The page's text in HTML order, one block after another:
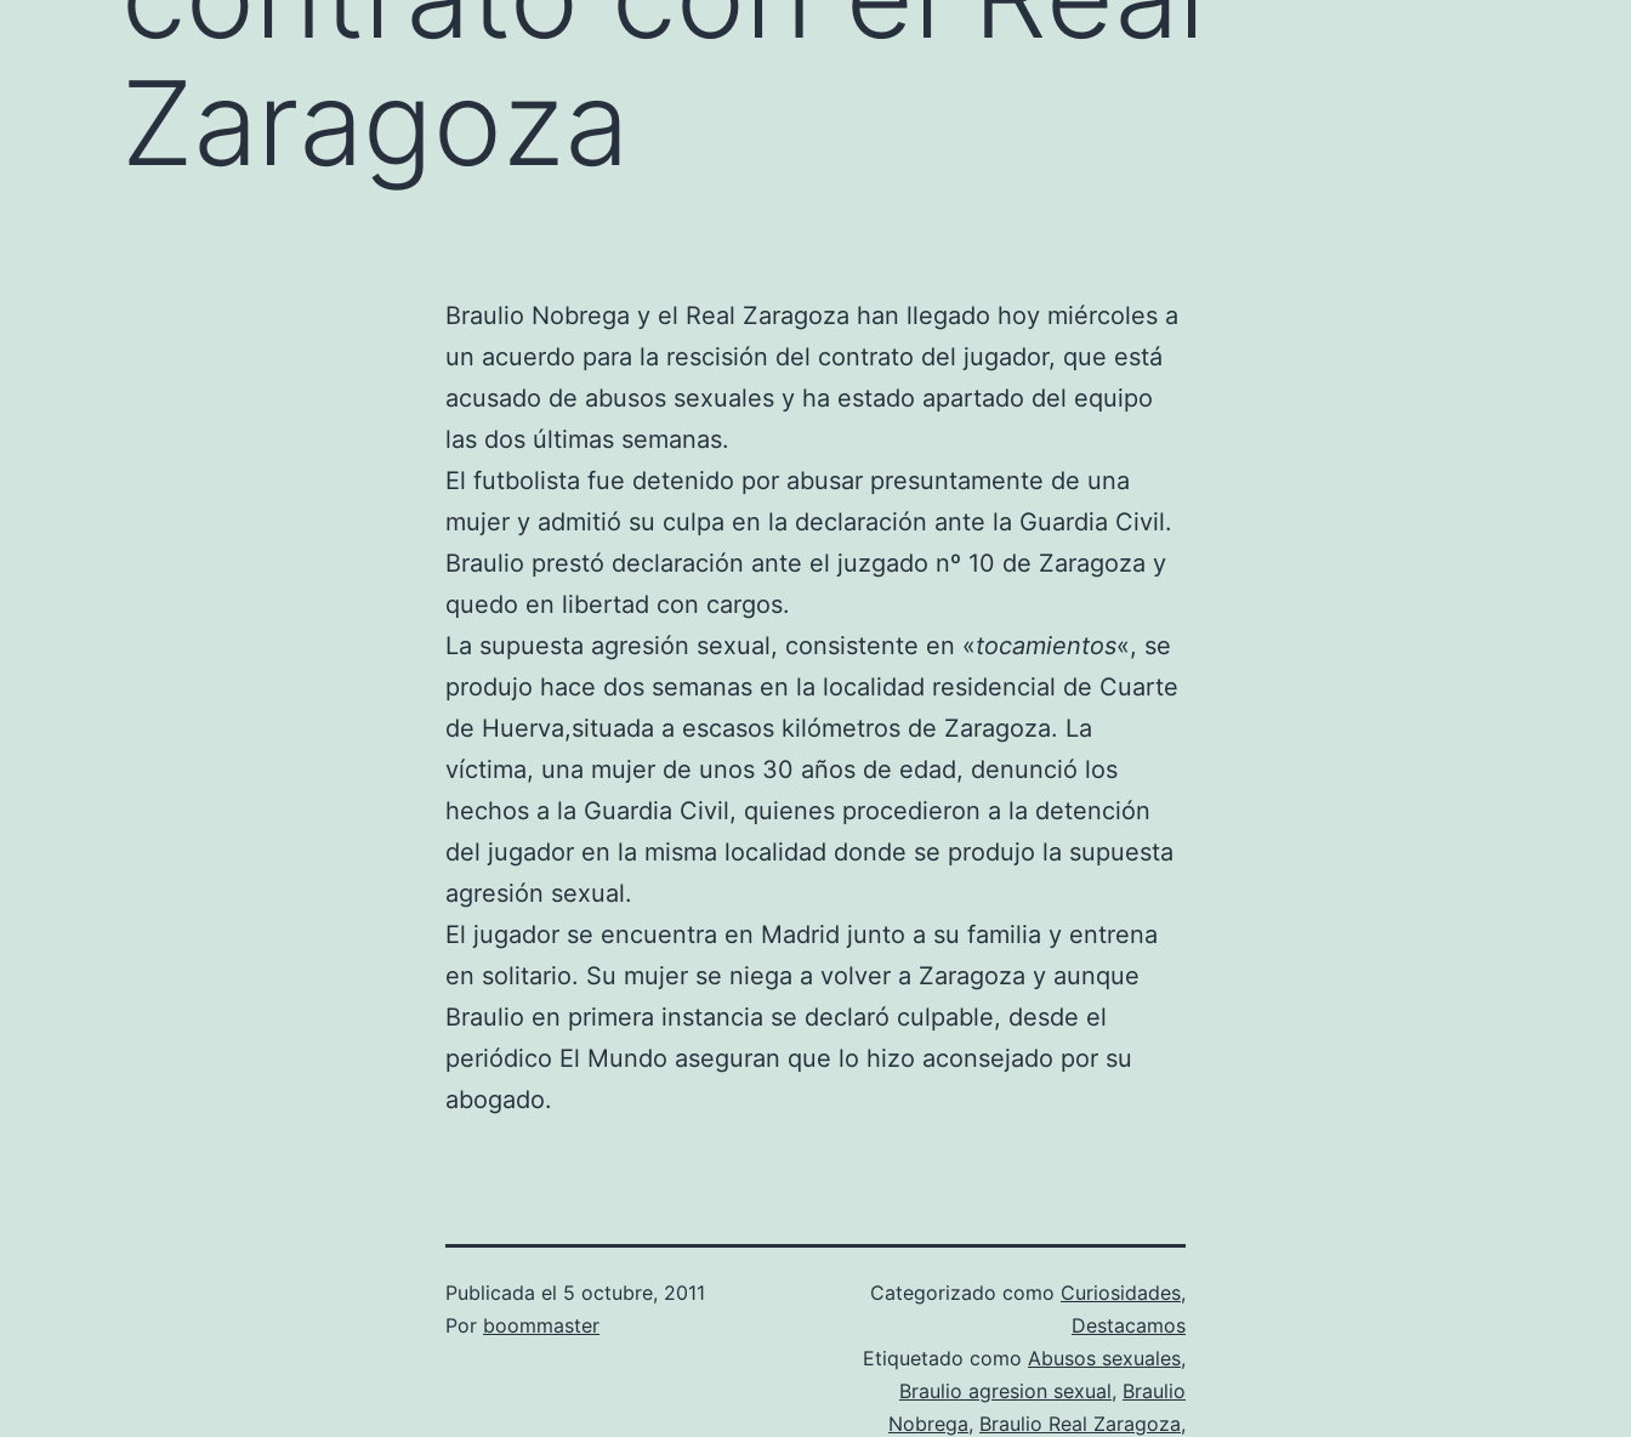
Zaragoza
Braulio Nobrega y el Real Zaragoza han llegado hoy miércoles a
un acuerdo para la rescisión del contrato del jugador, que está
acusado de abusos sexuales y ha estado apartado del equipo
las dos últimas semanas.
El futbolista fue detenido por abusar presuntamente de una
mujer y admitió su culpa en la declaración ante la Guardia Civil.
Braulio prestó declaración ante el juzgado nº 10 de Zaragoza y
quedo en libertad con cargos.
La supuesta agresión sexual, consistente en «tocamientos«, se
produjo hace dos semanas en la localidad residencial de Cuarte
de Huerva,situada a escasos kilómetros de Zaragoza. La
víctima, una mujer de unos 30 años de edad, denunció los
hechos a la Guardia Civil, quienes procedieron a la detención
del jugador en la misma localidad donde se produjo la supuesta
agresión sexual.
El jugador se encuentra en Madrid junto a su familia y entrena
en solitario. Su mujer se niega a volver a Zaragoza y aunque
Braulio en primera instancia se declaró culpable, desde el
periódico El Mundo aseguran que lo hizo aconsejado por su
abogado.
Publicada el 5 octubre, 2011
Por boommaster
Categorizado como Curiosidades,
Destacamos
Etiquetado como Abusos sexuales,
Braulio agresion sexual, Braulio
Nobrega, Braulio Real Zaragoza,